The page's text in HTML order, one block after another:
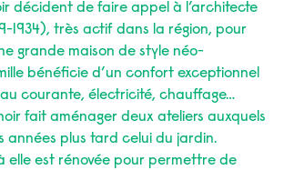
décident de faire appel à l’architecte
1934), très actif dans la région, pour
grande maison de style néo-
bénéficie d’un confort exceptionnel
courante, électricité, chauffage…
fait aménager deux ateliers auxquels
années plus tard celui du jardin.
elle est rénovée pour permettre de